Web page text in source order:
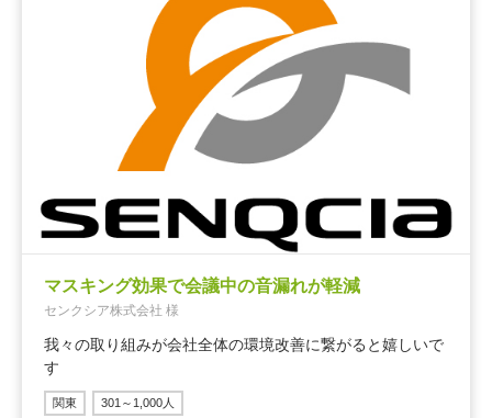
マスキング効果で会議中の音漏れが軽減
センクシア株式会社 様
我々の取り組みが会社全体の環境改善に繋がると嬉しいで
す
関東 301～1,000人